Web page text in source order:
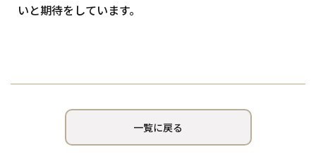
いと期待をしています。
一覧に戻る